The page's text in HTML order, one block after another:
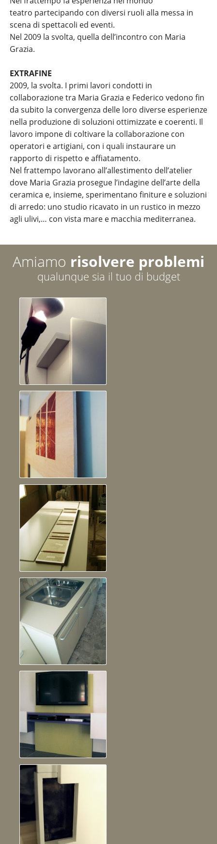
teatro partecipando con diversi ruoli alla messa in
scena di spettacoli ed eventi.
Nel 2009 la svolta, quella dell’incontro con Maria
Grazia.
EXTRAFINE
2009, la svolta. I primi lavori condotti in
collaborazione tra Maria Grazia e Federico vedono fin
da subito la convergenza delle loro diverse esperienze
nella produzione di soluzioni ottimizzate e coerenti. Il
lavoro impone di coltivare la collaborazione con
operatori e artigiani, con i quali instaurare un
rapporto di rispetto e affiatamento.
Nel frattempo lavorano all’allestimento dell’atelier
dove Maria Grazia prosegue l’indagine dell’arte della
ceramica e, insieme, sperimentano finiture e soluzioni
di arredo: uno studio ricavato in un rustico in mezzo
agli ulivi,… con vista mare e macchia mediterranea.
Amiamo risolvere problemi
qualunque sia il tuo di budget